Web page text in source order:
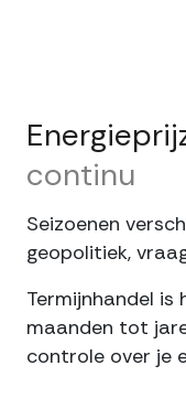
continu
Seizoenen
geopolitiek,
Termijnhandel
maanden tot
controle over je